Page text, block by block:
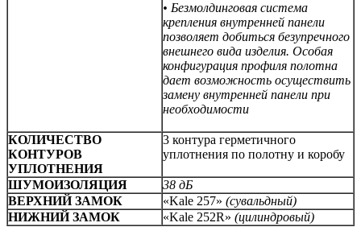
• Безмолдинговая система
крепления внутренней панели
позволяет добиться безупречного
внешнего вида изделия. Особая
конфигурация профиля полотна
дает возможность осуществить
замену внутренней панели при
необходимости
КОЛИЧЕСТВО
КОНТУРОВ
УПЛОТНЕНИЯ
3 контура герметичного
уплотнения по полотну и коробу
ШУМОИЗОЛЯЦИЯ
38 дБ
ВЕРХНИЙ ЗАМОК
«Kale 257» (сувальдный)
НИЖНИЙ ЗАМОК
«Kale 252R» (цилиндровый)